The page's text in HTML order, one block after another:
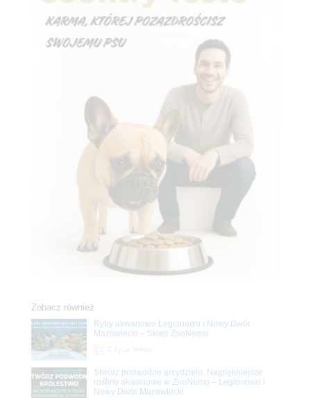
Zobacz również
Ryby akwariowe Legionowo i Nowy Dwór
Mazowiecki – Sklep ZooNemo
Stwórz podwodne arcydzieło: Najpiękniejsze
rośliny akwariowe w ZooNemo – Legionowo i
Nowy Dwór Mazowiecki